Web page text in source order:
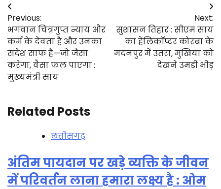
Post
navigation
Previous:
भगवान चित्रगुप्त न्याय और
कर्म के देवता हैं और उनका
संदेश साफ है—जो जैसा
करेगा, वैसा फल पाएगा :
मुख्यमंत्री साय
Next:
सुशासन तिहार : सीएम साय
का हेलिकॉप्टर कोरबा के
मदनपुर में उतरा, मुखिया को
देखने उमड़ी भीड़
Related Posts
छत्तीसगढ़
अंतिम पायदान पर खड़े व्यक्ति के जीवन
में परिवर्तन लाना हमारा लक्ष्य है : ओम